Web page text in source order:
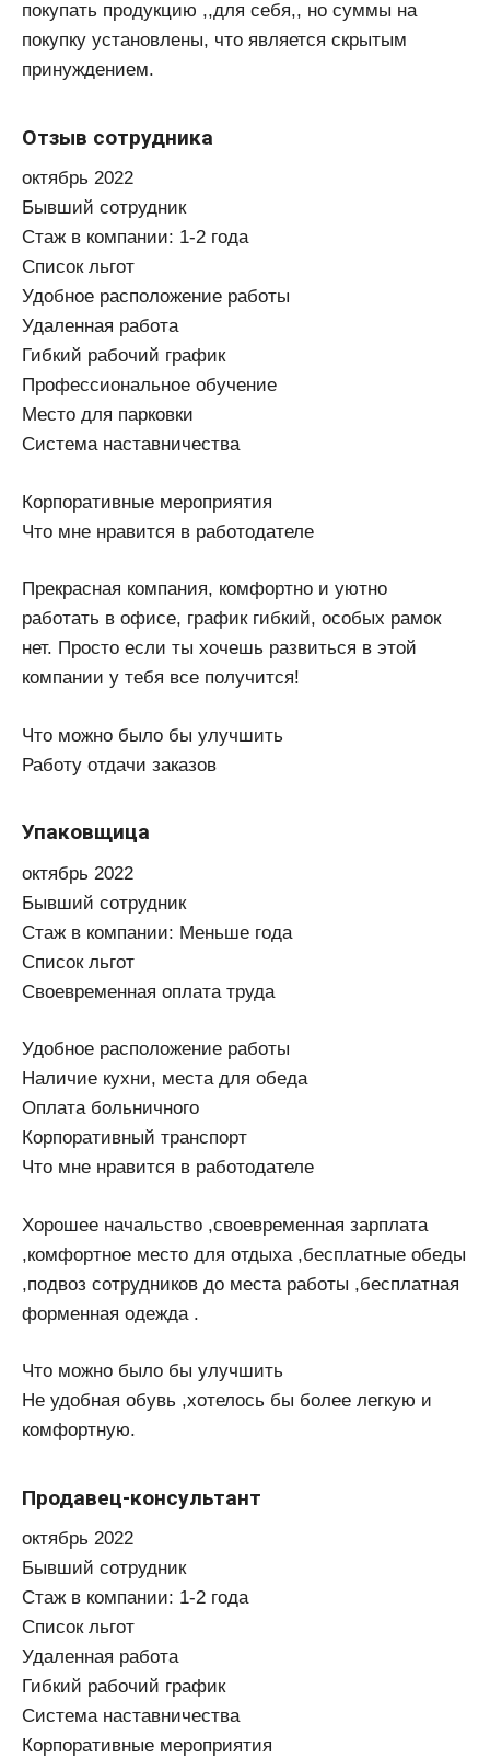
покупать продукцию ,,для себя,, но суммы на
покупку установлены, что является скрытым
принуждением.
Отзыв сотрудника
октябрь 2022
Бывший сотрудник
Стаж в компании: 1-2 года
Список льгот
Удобное расположение работы
Удаленная работа
Гибкий рабочий график
Профессиональное обучение
Место для парковки
Система наставничества
Корпоративные мероприятия
Что мне нравится в работодателе
Прекрасная компания, комфортно и уютно
работать в офисе, график гибкий, особых рамок
нет. Просто если ты хочешь развиться в этой
компании у тебя все получится!
Что можно было бы улучшить
Работу отдачи заказов
Упаковщица
октябрь 2022
Бывший сотрудник
Стаж в компании: Меньше года
Список льгот
Своевременная оплата труда
Удобное расположение работы
Наличие кухни, места для обеда
Оплата больничного
Корпоративный транспорт
Что мне нравится в работодателе
Хорошее начальство ,своевременная зарплата
,комфортное место для отдыха ,бесплатные обеды
,подвоз сотрудников до места работы ,бесплатная
форменная одежда .
Что можно было бы улучшить
Не удобная обувь ,хотелось бы более легкую и
комфортную.
Продавец-консультант
октябрь 2022
Бывший сотрудник
Стаж в компании: 1-2 года
Список льгот
Удаленная работа
Гибкий рабочий график
Система наставничества
Корпоративные мероприятия